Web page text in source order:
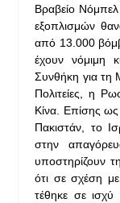
Βραβείο
εξοπλισμών
από 13.000
έχουν νόμιμη
Συνθήκη για τη
Πολιτείες, η
Κίνα. Επίσης ως
Πακιστάν, το
στην
υποστηρίζουν
ότι σε σχέση
τέθηκε σε ισχύ